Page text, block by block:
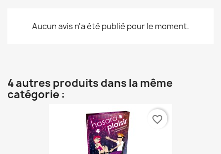
Aucun avis n'a été publié pour le moment.
4 autres produits dans la même
catégorie :
favorite_border